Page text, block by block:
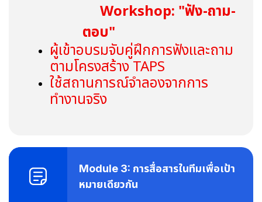
Workshop: "ฟัง-ถาม-
ตอบ"
ผู้เข้าอบรมจับคู่ฝึกการฟังและถาม
ตามโครงสร้างTAPS
ใช้สถานการณ์จำลองจากการ
ทำงานจริง
Module 3: การสื่อสารในทีมเพื่อเป้า
หมายเดียวกัน